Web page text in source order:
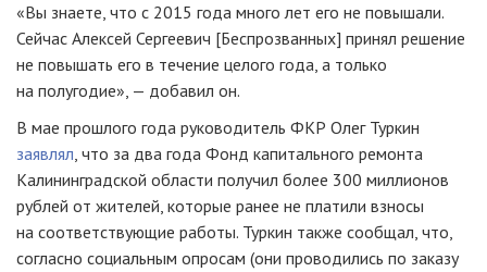
«Вы знаете, что с 2015 года много лет его не повышали.
Сейчас Алексей Сергеевич [Беспрозванных] принял решение
не повышать его в течение целого года, а только
на полугодие», — добавил он.
В мае прошлого года руководитель ФКР Олег Туркин
заявлял, что за два года Фонд капитального ремонта
Калининградской области получил более 300 миллионов
рублей от жителей, которые ранее не платили взносы
на соответствующие работы. Туркин также сообщал, что,
согласно социальным опросам (они проводились по заказу